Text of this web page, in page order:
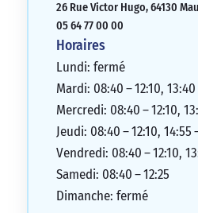
de problème, il suffit
pour être rappelé dans la
première fois que je
d’épargne aussi
empathique, et je la
hésiter. Un grand bravo
leur professionnalisme et
26 Rue Victor Hugo, 64130
05 64 77 00 00
Horaires
Lundi: fermé
Mardi: 08:40 – 12:10, 13:40
Mercredi: 08:40 – 12:10,
Jeudi: 08:40 – 12:10, 14:55
Vendredi: 08:40 – 12:10,
Samedi: 08:40 – 12:25
Dimanche: fermé